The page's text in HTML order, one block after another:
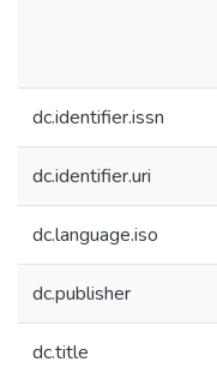
dc.identifier.issn
dc.identifier.uri
dc.language.iso
dc.publisher
dc.title